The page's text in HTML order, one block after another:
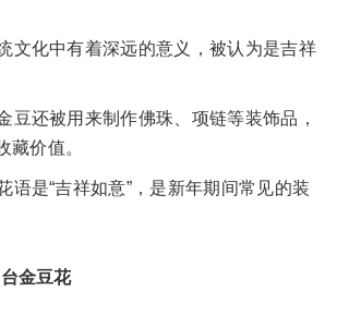
文化中有着深远的意义，被认为是吉祥
豆还被用来制作佛珠、项链等装饰品，
藏价值。
语是“吉祥如意”，是新年期间常见的装
金豆花